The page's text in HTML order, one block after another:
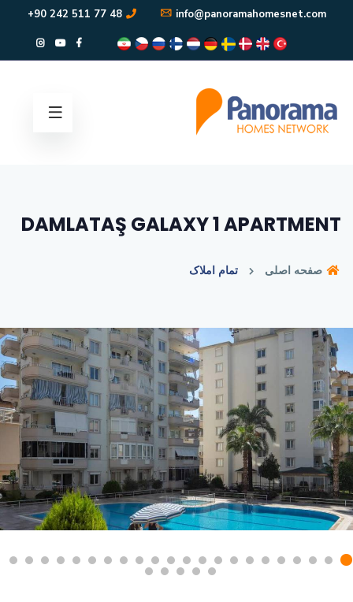
info@panoramahomesnet.com
48 77 511 242 90+
DAMLATAŞ GALAXY 1 APARTMENT
صفحه اصلی تمام املاک